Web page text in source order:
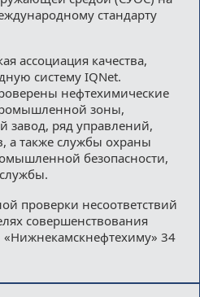
стандарту
ассоциация качества,
систему IQNet.
нефтехимические
зоны,
завод, ряд управлений,
а также службы охраны
безопасности,
проверки несоответствий
совершенствования
34